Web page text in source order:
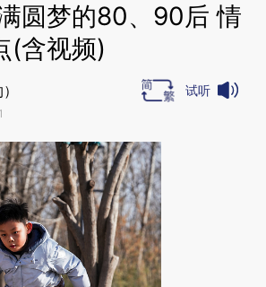
圆梦的80、90后 情
(含视频)
试听